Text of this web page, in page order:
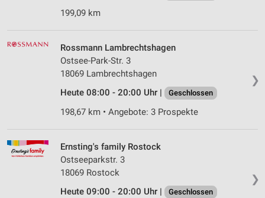
199,09 km
❯
Rossmann Lambrechtshagen
Ostsee-Park-Str. 3
18069 Lambrechtshagen
Heute 08:00 - 20:00 Uhr |
Geschlossen
198,67 km • Angebote: 3 Prospekte
❯
Ernsting's family Rostock
Ostseeparkstr. 3
18069 Rostock
Heute 09:00 - 20:00 Uhr |
Geschlossen